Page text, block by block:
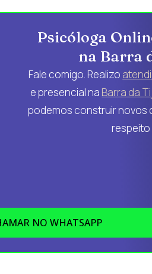
Psicóloga
na Barra
Fale comigo. Realizo
e presencial na Barra da
podemos construir novos
respeito
NO WHATSAPP